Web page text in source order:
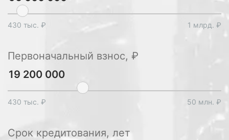
430 тыс. ₽ 1 млрд. ₽
Первоначальный взнос, ₽
430 тыс. ₽ 50 млн. ₽
Срок кредитования, лет